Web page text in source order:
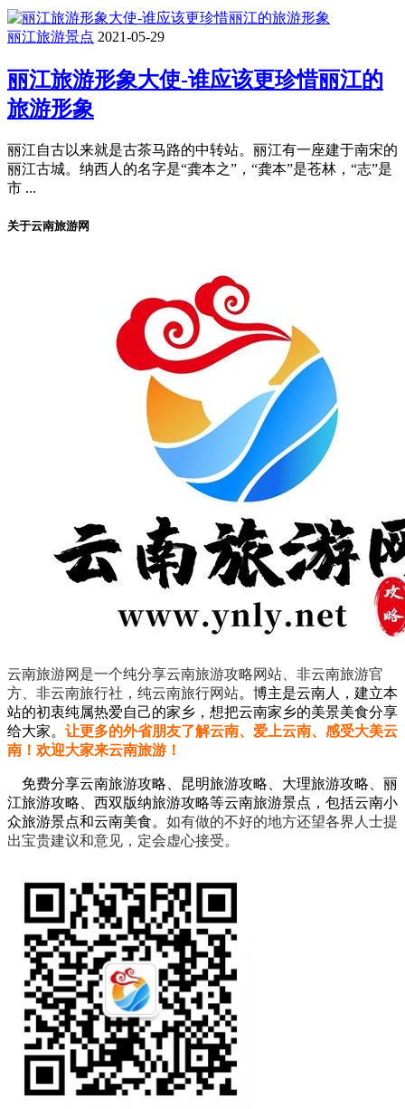
丽江旅游景点 2021-05-29
丽江旅游形象大使-谁应该更珍惜丽江的
旅游形象
丽江自古以来就是古茶马路的中转站。丽江有一座建于南宋的
丽江古城。纳西人的名字是“龚本之”，“龚本”是苍林，“志”是
市 ...
关于云南旅游网
云南旅游网是一个纯分享云南旅游攻略网站、非云南旅游官
方、非云南旅行社，纯云南旅行网站。 博主是云南人，建立本
站的初衷纯属热爱自己的家乡，想把云南家乡的美景美食分享
给大家。 让更多的外省朋友了解云南、爱上云南、感受大美云
南！欢迎大家来云南旅游！
免费分享云南旅游攻略、昆明旅游攻略、大理旅游攻略、丽
江旅游攻略、西双版纳旅游攻略等云南旅游景点，包括云南小
众旅游景点和云南美食。 如有做的不好的地方还望各界人士提
出宝贵建议和意见，定会虚心接受。